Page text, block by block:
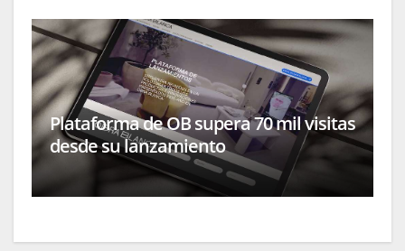
Plataforma de OB supera 70 mil visitas
desde su lanzamiento